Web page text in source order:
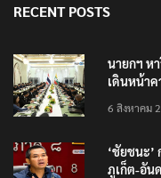
RECENT POSTS
นายกฯ ห
เดินหน้า
6 สิงหาคม
‘ชัยชนะ’
ภูเก็ต-อัน